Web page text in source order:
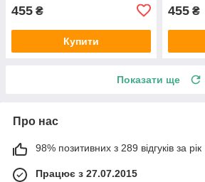
455 ₴
Купити
455 ₴
Показати ще
Про нас
98% позитивних з 289 відгуків за рік
Працює з 27.07.2015